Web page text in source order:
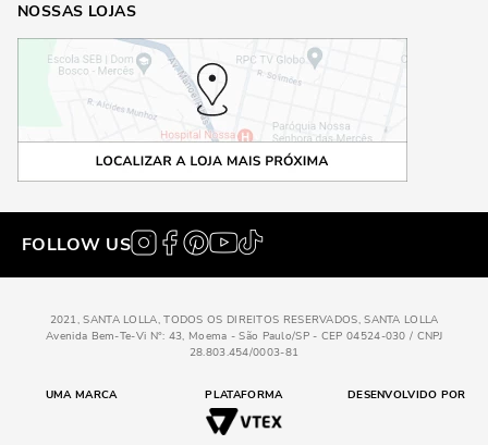
NOSSAS LOJAS
FOLLOW US
2021, SANTA LOLLA, TODOS OS DIREITOS RESERVADOS, SANTA LOLLA
Avenida Bem-Te-Vi N°: 43, Moema - São Paulo/SP - CEP 04524-030 / CNPJ
28.803.454/0003-81
UMA MARCA PLATAFORMA DESENVOLVIDO POR